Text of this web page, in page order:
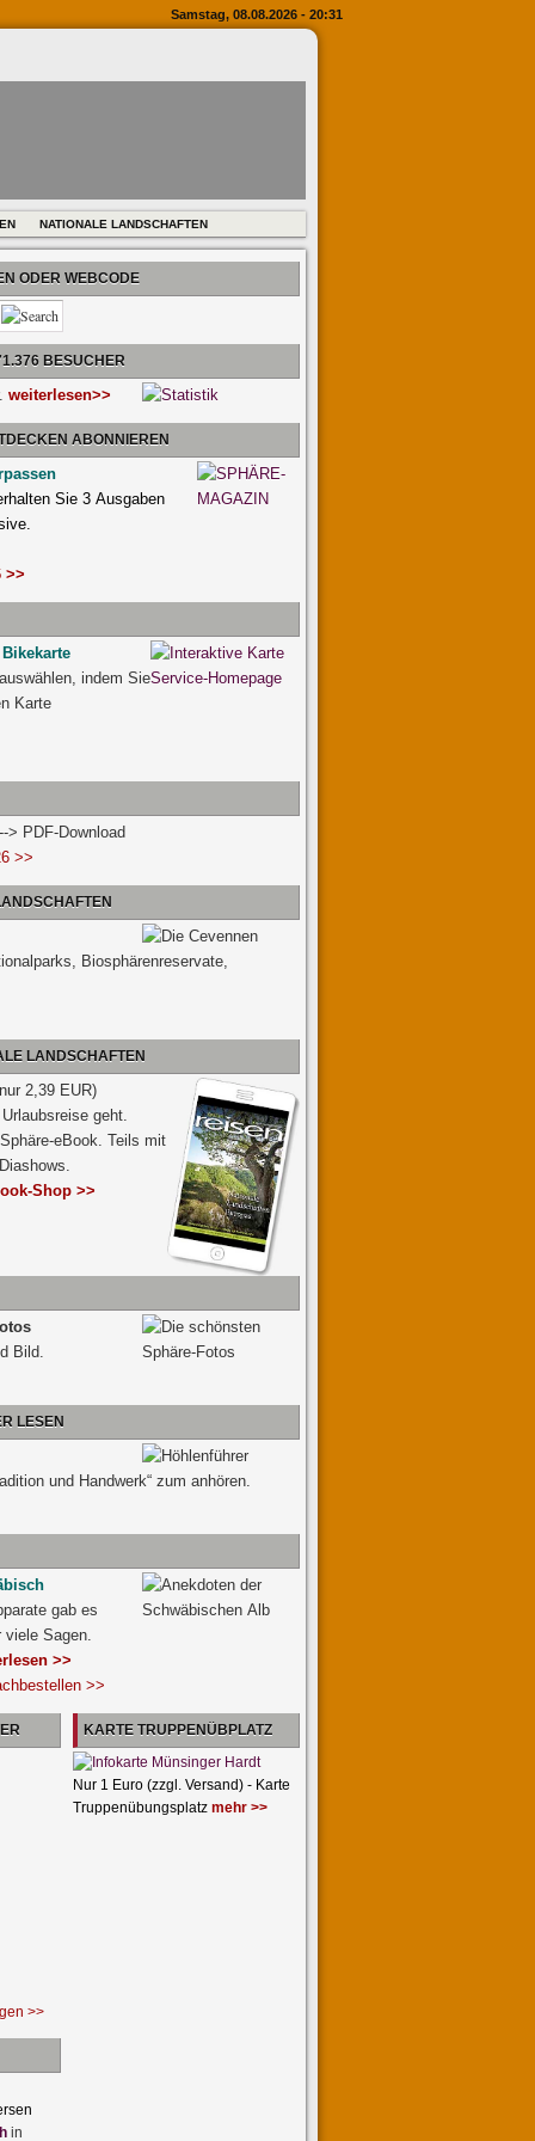
Samstag, 08.08.2026 - 20:31
NATIONALE LANDSCHAFTEN
ODER WEBCODE
BESUCHER
weiterlesen>>
ABONNIEREN
Sie 3 Ausgaben
>>
indem Sie
Karte
> PDF-Download
>>
Biosphärenreservate,
LANDSCHAFTEN
2,39 EUR)
geht.
eBook. Teils mit
Shop >>
Bild.
LESEN
und Handwerk“ zum anhören.
gab es
viele Sagen.
>>
>>
>>
KARTE TRUPPENÜBPLATZ
Nur 1 Euro (zzgl. Versand) - Karte
Truppenübungsplatz mehr >>